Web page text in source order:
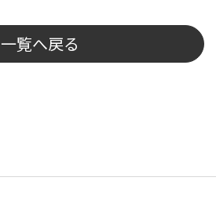
一覧へ戻る